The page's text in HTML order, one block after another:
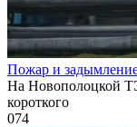
Пожар и
На Новополоцкой
короткого
074